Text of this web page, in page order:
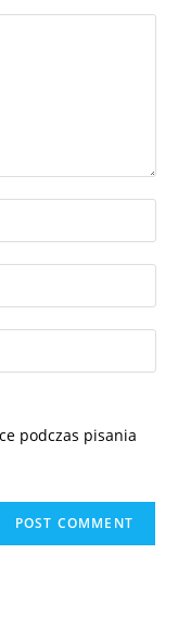
podczas pisania